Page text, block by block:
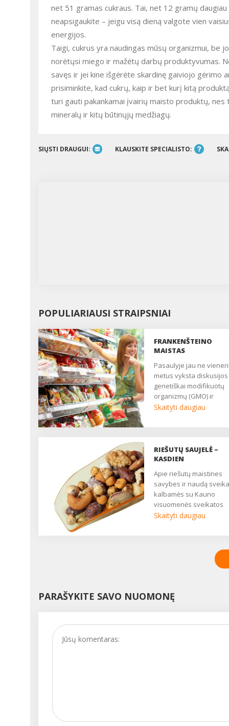
net 51 gramas cukraus. Tai, net 12 gramų
neapsigaukite – jeigu visą dieną valgote vien
energijos.
Taigi, cukrus yra naudingas mūsų organizmui, be
norėtųsi miego ir mažėtų darbų produktyvumas.
savęs ir jei kine išgėrėte skardinę gaiviojo gėrimo
prisiminkite, kad cukrų, kaip ir bet kurį kitą
turi gauti pakankamai įvairių maisto produktų,
mineralų ir kitų būtinųjų medžiagų.
SIŲSTI DRAUGUI: KLAUSKITE SPECIALISTO:
POPULIARIAUSI STRAIPSNIAI
FRANKENŠTEINO
MAISTAS
Pasaulyje jau ne vienerius
metus vyksta
genetiškai modifikuotų
organizmų (GMO) ir
genetiškai modifikuotų
Europos Sąjungos
reikalavimus genetiškai
maisto produktus:
kukurūzus ir rapsus. ...
Skaityti daugiau
RIEŠUTŲ SAUJELĖ –
KASDIEN
Apie riešutų maistines
savybes ir naudą
kalbamės su Kauno
visuomenės sveikatos
centro Visuomenės
Skaityti daugiau
PARAŠYKITE SAVO NUOMONĘ